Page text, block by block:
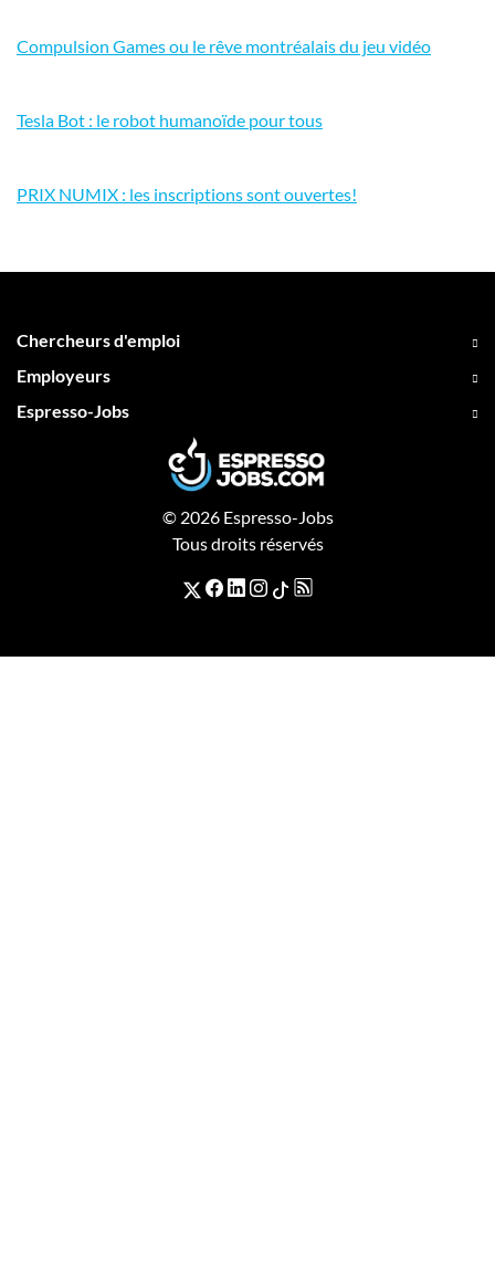
Compulsion Games ou le rêve montréalais du jeu vidéo
Tesla Bot : le robot humanoïde pour tous
PRIX NUMIX : les inscriptions sont ouvertes!
Chercheurs d'emploi
Employeurs
Espresso-Jobs
© 2026 Espresso-Jobs
Tous droits réservés